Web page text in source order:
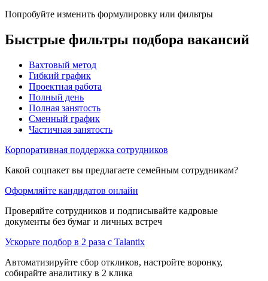
Попробуйте изменить формулировку или фильтры
Быстрые фильтры подбора вакансий
Вахтовый метод
Гибкий график
Проектная работа
Полный день
Полная занятость
Сменный график
Частичная занятость
Корпоративная поддержка сотрудников
Какой соцпакет вы предлагаете семейным сотрудникам?
Оформляйте кандидатов онлайн
Проверяйте сотрудников и подписывайте кадровые
документы без бумаг и личных встреч
Ускорьте подбор в 2 раза с Talantix
Автоматизируйте сбор откликов, настройте воронку,
собирайте аналитику в 2 клика